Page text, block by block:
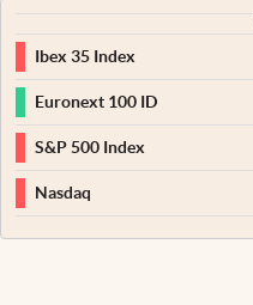
Ibex 35 Index
Euronext 100 ID
S&P 500 Index
Nasdaq